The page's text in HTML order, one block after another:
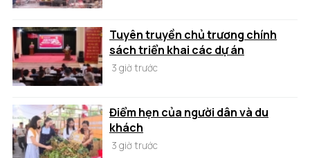
Tuyên truyền chủ trương chính
sách triển khai các dự án
3 giờ trước
Điểm hẹn của người dân và du
khách
3 giờ trước